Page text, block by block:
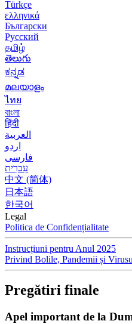
Türkçe
ελληνικά
Български
Русский
தமிழ்
తెలుగు
ಕನ್ನಡ
മലയാളം
ไทย
বাংলা
हिंदी
العربية
اردو
فارسی
עִברִית
中文 (简体)
日本語
한국어
Legal
Politica de Confidențialitate
Instrucțiuni pentru Anul 2025
Privind Bolile, Pandemii și
Pregătiri finale
Apel important de la